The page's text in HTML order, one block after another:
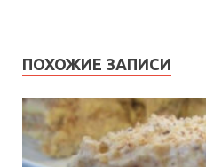
ПОХОЖИЕ ЗАПИСИ